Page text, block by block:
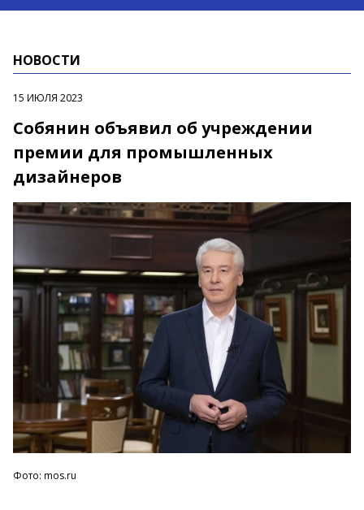
НОВОСТИ
15 ИЮЛЯ 2023
Собянин объявил об учреждении
премии для промышленных
дизайнеров
Фото: mos.ru